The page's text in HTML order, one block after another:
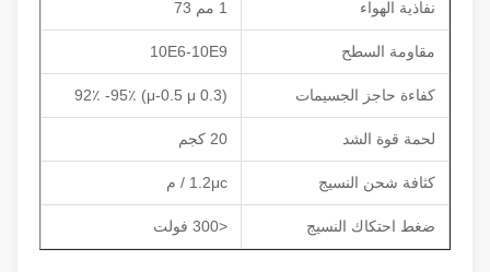
نفاذية الهواء
مقاومة السطح 10E6-10E9
كفاءة حاجز الجسيمات
لحمة قوة الشد
كثافة شحن النسيج 1.2μc / م
ضغط احتكاك النسيج